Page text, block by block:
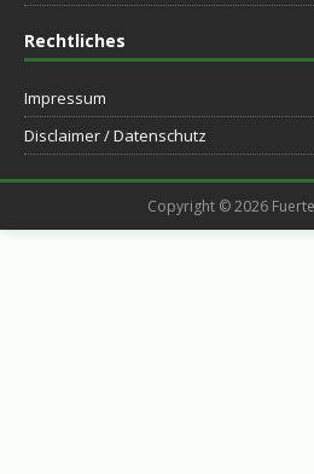
Rechtliches
Impressum
Disclaimer / Datenschutz
Copyright © 2026